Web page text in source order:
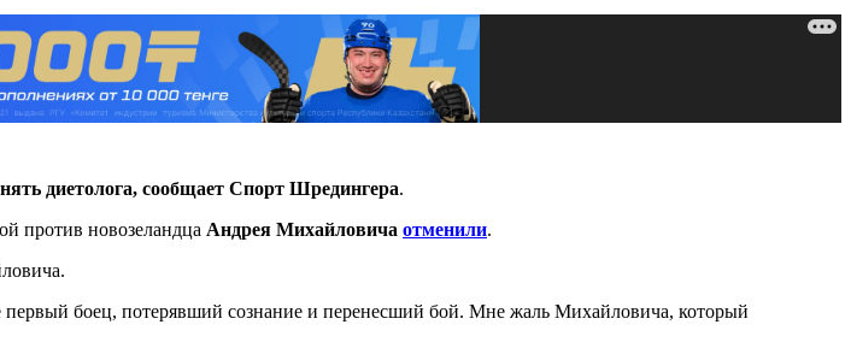
диетолога, сообщает Спорт Шредингера.
против новозеландца Андрея Михайловича отменили.
боец, потерявший сознание и перенесший бой. Мне жаль Михайловича, который